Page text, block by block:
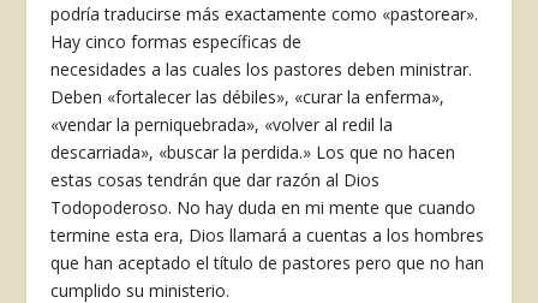
podría traducirse más exactamente como «pastorear».
Hay cinco formas específicas de
necesidades a las cuales los pastores deben ministrar.
Deben «fortalecer las débiles», «curar la enferma»,
«vendar la perniquebrada», «volver al redil la
descarriada», «buscar la perdida.» Los que no hacen
estas cosas tendrán que dar razón al Dios
Todopoderoso. No hay duda en mi mente que cuando
termine esta era, Dios llamará a cuentas a los hombres
que han aceptado el título de pastores pero que no han
cumplido su ministerio.